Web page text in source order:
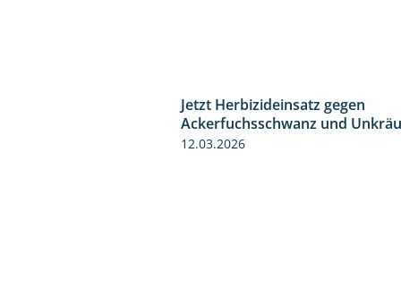
Jetzt Herbizideinsatz gegen
Ackerfuchsschwanz und
12.03.2026